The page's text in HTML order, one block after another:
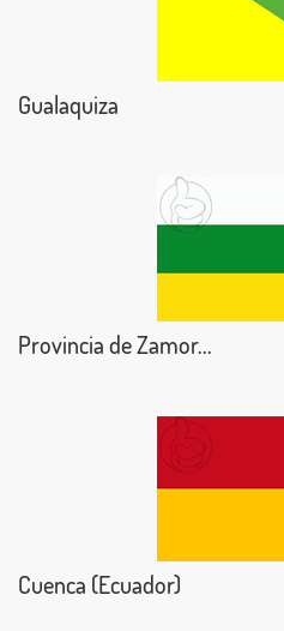
Gualaquiza
Provincia de Zamor...
Cuenca (Ecuador)